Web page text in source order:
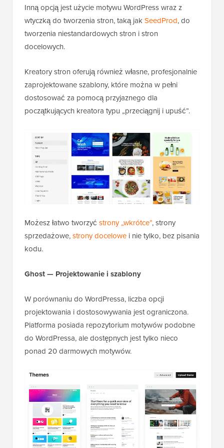
Inną opcją jest użycie motywu WordPress wraz z
wtyczką do tworzenia stron, taką jakSeedProd, do
tworzenia niestandardowych stron i stron
docelowych.
Kreatory stron oferują również własne, profesjonalnie
zaprojektowane szablony, które można w pełni
dostosować za pomocą przyjaznego dla
początkujących kreatora typu „przeciągnij i upuść”.
Możesz łatwo tworzyć strony „wkrótce”, strony
sprzedażowe,strony docelowe i nie tylko, bez pisania
kodu.
Ghost — Projektowanie i szablony
W porównaniu do WordPressa, liczba opcji
projektowania i dostosowywania jest ograniczona.
Platforma posiada repozytorium motywów podobne
do WordPressa, ale dostępnych jest tylko nieco
ponad 20 darmowych motywów.